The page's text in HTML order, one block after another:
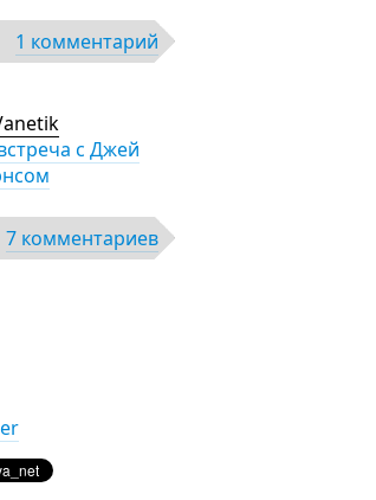
1 комментарий
с Джей
7 комментариев